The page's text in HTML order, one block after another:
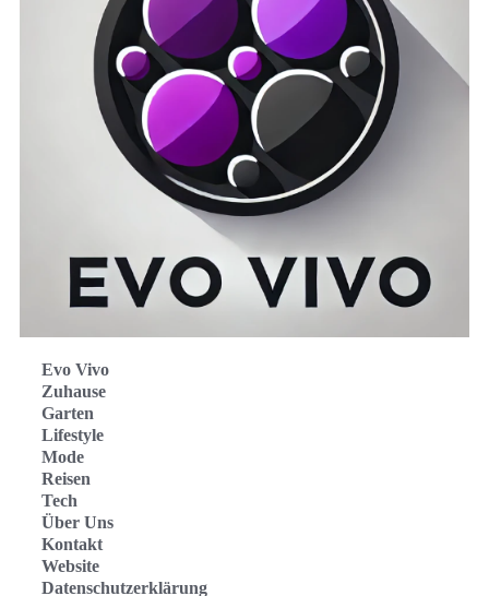
Evo Vivo
Zuhause
Garten
Lifestyle
Mode
Reisen
Tech
Über Uns
Kontakt
Website
Datenschutzerklärung